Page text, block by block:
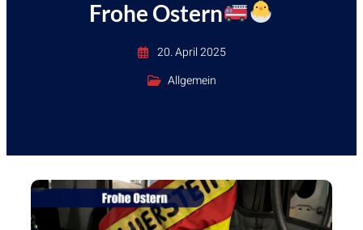
Frohe Ostern
20. April 2025
Allgemein